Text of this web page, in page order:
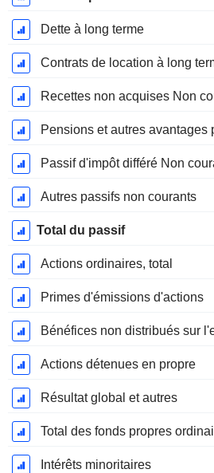
Dette à long terme
Contrats de location à long
Recettes non acquises Non
Passif d'impôt différé Non
Autres passifs non courants
Total du passif
Actions ordinaires, total
Primes d'émissions d'actions
Bénéfices non distribués sur
Actions détenues en propre
Résultat global et autres
Total des fonds propres
Intérêts minoritaires